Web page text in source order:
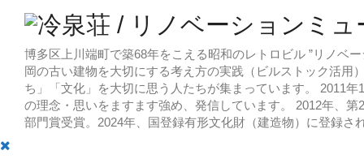
博多区上川端町で築68年をこえる昭和のレトロビル ”リノベ
岡の古い建物を大切にする考え方の実践（ビルストック活用
ち」「文化」を大切に思う人たちが集まっています。 2011
の理念・思いをますます強め、発信しています。 2012年、
部門賞受賞。2024年、国登録有形文化財（建造物）に登録さ